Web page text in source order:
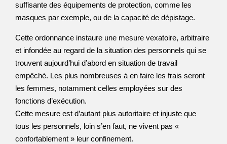
suffisante des équipements de protection, comme les
masques par exemple, ou de la capacité de dépistage.
Cette ordonnance instaure une mesure vexatoire, arbitraire
et infondée au regard de la situation des personnels qui se
trouvent aujourd’hui d’abord en situation de travail
empêché. Les plus nombreuses à en faire les frais seront
les femmes, notamment celles employées sur des
fonctions d’exécution.
Cette mesure est d’autant plus autoritaire et injuste que
tous les personnels, loin s’en faut, ne vivent pas «
confortablement » leur confinement.